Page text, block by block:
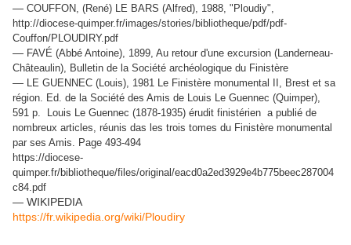
— COUFFON, (René) LE BARS (Alfred), 1988, "Ploudiy",
http://diocese-quimper.fr/images/stories/bibliotheque/pdf/pdf-
Couffon/PLOUDIRY.pdf
— FAVÉ (Abbé Antoine), 1899, Au retour d'une excursion (Landerneau-
Châteaulin), Bulletin de la Société archéologique du Finistère
— LE GUENNEC (Louis), 1981 Le Finistère monumental II, Brest et sa
région. Ed. de la Société des Amis de Louis Le Guennec (Quimper),
591 p. Louis Le Guennec (1878-1935) érudit finistérien a publié de
nombreux articles, réunis das les trois tomes du Finistère monumental
par ses Amis. Page 493-494
https://diocese-
quimper.fr/bibliotheque/files/original/eacd0a2ed3929e4b775beec287004
c84.pdf
— WIKIPEDIA
https://fr.wikipedia.org/wiki/Ploudiry